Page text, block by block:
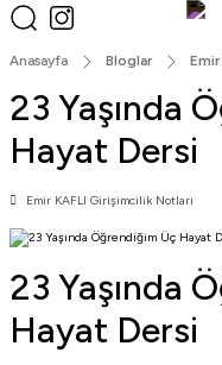
Anasayfa Bloglar
23 Yaşında
Hayat Dersi
Emir KAFLI Girişimcilik Notları
23 Yaşında
Hayat Dersi